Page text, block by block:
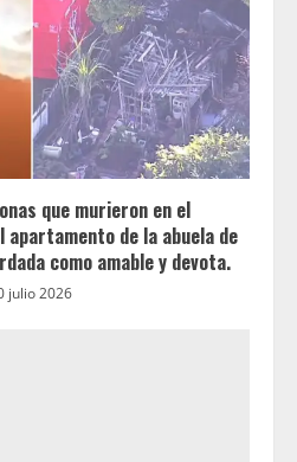
que murieron en el
apartamento de la abuela de
como amable y devota.
julio 2026